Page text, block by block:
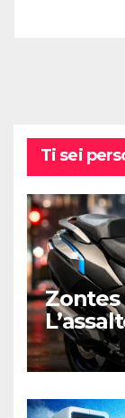
Ti sei
Zontes
Honda